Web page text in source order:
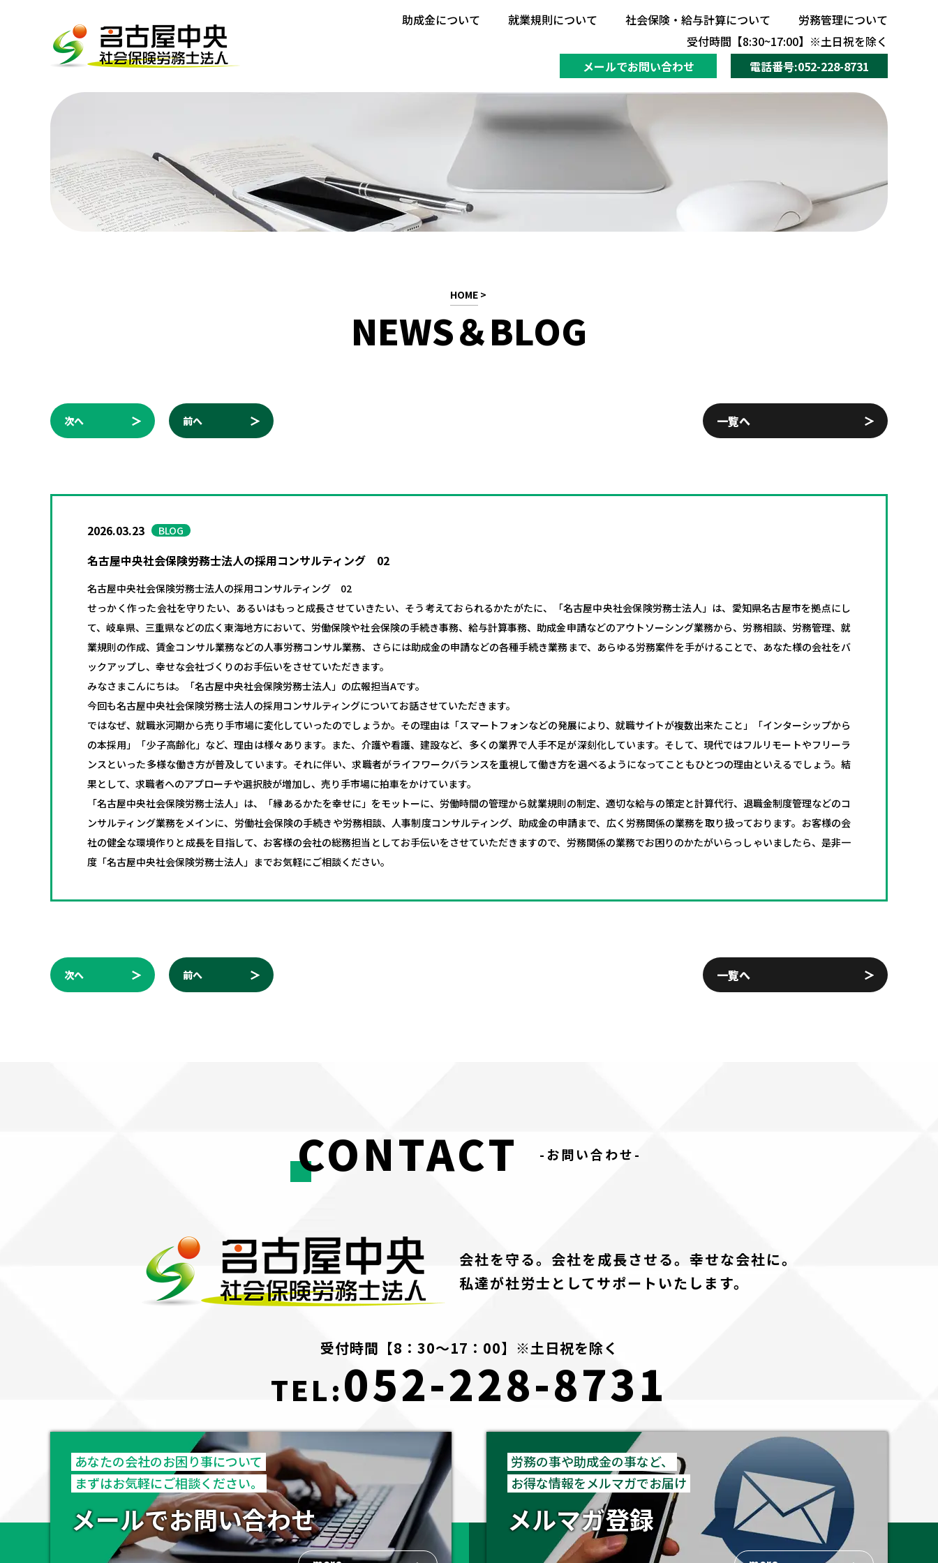
助成金について 就業規則について 社会保険・給与計算について
労務管理について
受付時間【8:30~17:00】※土日祝を除く
メールでお問い合わせ
電話番号:052-228-8731
社会保険・給与計算について 労務管理について
HOME>
NEWS＆BLOG
次へ 前へ 一覧へ
2026.03.23 BLOG
名古屋中央社会保険労務士法人の採用コンサルティング 02
名古屋中央社会保険労務士法人の採用コンサルティング 02
せっかく作った会社を守りたい、あるいはもっと成長させていきたい、そう考えておられるかたがたに、「名古屋中央社会保険労務士法人」は、愛知県名古屋市を拠点にし
て、岐阜県、三重県などの広く東海地方において、労働保険や社会保険の手続き事務、給与計算事務、助成金申請などのアウトソーシング業務から、労務相談、労務管理、就
業規則の作成、賃金コンサル業務などの人事労務コンサル業務、さらには助成金の申請などの各種手続き業務まで、あらゆる労務案件を手がけることで、あなた様の会社をバ
ックアップし、幸せな会社づくりのお手伝いをさせていただきます。
みなさまこんにちは。「名古屋中央社会保険労務士法人」の広報担当Aです。
今回も名古屋中央社会保険労務士法人の採用コンサルティングについてお話させていただきます。
ではなぜ、就職氷河期から売り手市場に変化していったのでしょうか。その理由は「スマートフォンなどの発展により、就職サイトが複数出来たこと」「インターシップから
の本採用」「少子高齢化」など、理由は様々あります。また、介護や看護、建設など、多くの業界で人手不足が深刻化しています。そして、現代ではフルリモートやフリーラ
ンスといった多様な働き方が普及しています。それに伴い、求職者がライフワークバランスを重視して働き方を選べるようになってこともひとつの理由といえるでしょう。結
果として、求職者へのアプローチや選択肢が増加し、売り手市場に拍車をかけています。
「名古屋中央社会保険労務士法人」は、「縁あるかたを幸せに」をモットーに、労働時間の管理から就業規則の制定、適切な給与の策定と計算代行、退職金制度管理などのコ
ンサルティング業務をメインに、労働社会保険の手続きや労務相談、人事制度コンサルティング、助成金の申請まで、広く労務関係の業務を取り扱っております。お客様の会
社の健全な環境作りと成長を目指して、お客様の会社の総務担当としてお手伝いをさせていただきますので、労務関係の業務でお困りのかたがいらっしゃいましたら、是非一
度「名古屋中央社会保険労務士法人」までお気軽にご相談ください。
次へ 前へ 一覧へ
CONTACT -お問い合わせ-
会社を守る。会社を成長させる。幸せな会社に。
私達が社労士としてサポートいたします。
受付時間【8：30～17：00】※土日祝を除く
TEL:052-228-8731
あなたの会社のお困り事について
まずはお気軽にご相談ください。
メールでお問い合わせ
労務の事や助成金の事など、
お得な情報をメルマガでお届け
メルマガ登録